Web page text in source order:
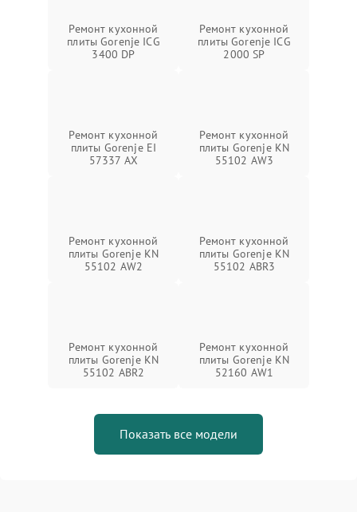
Ремонт кухонной
плиты Gorenje ICG
3400 DP
Ремонт кухонной
плиты Gorenje ICG
2000 SP
Ремонт кухонной
плиты Gorenje EI
57337 AX
Ремонт кухонной
плиты Gorenje KN
55102 AW3
Ремонт кухонной
плиты Gorenje KN
55102 AW2
Ремонт кухонной
плиты Gorenje KN
55102 ABR3
Ремонт кухонной
плиты Gorenje KN
55102 ABR2
Ремонт кухонной
плиты Gorenje KN
52160 AW1
Показать все модели